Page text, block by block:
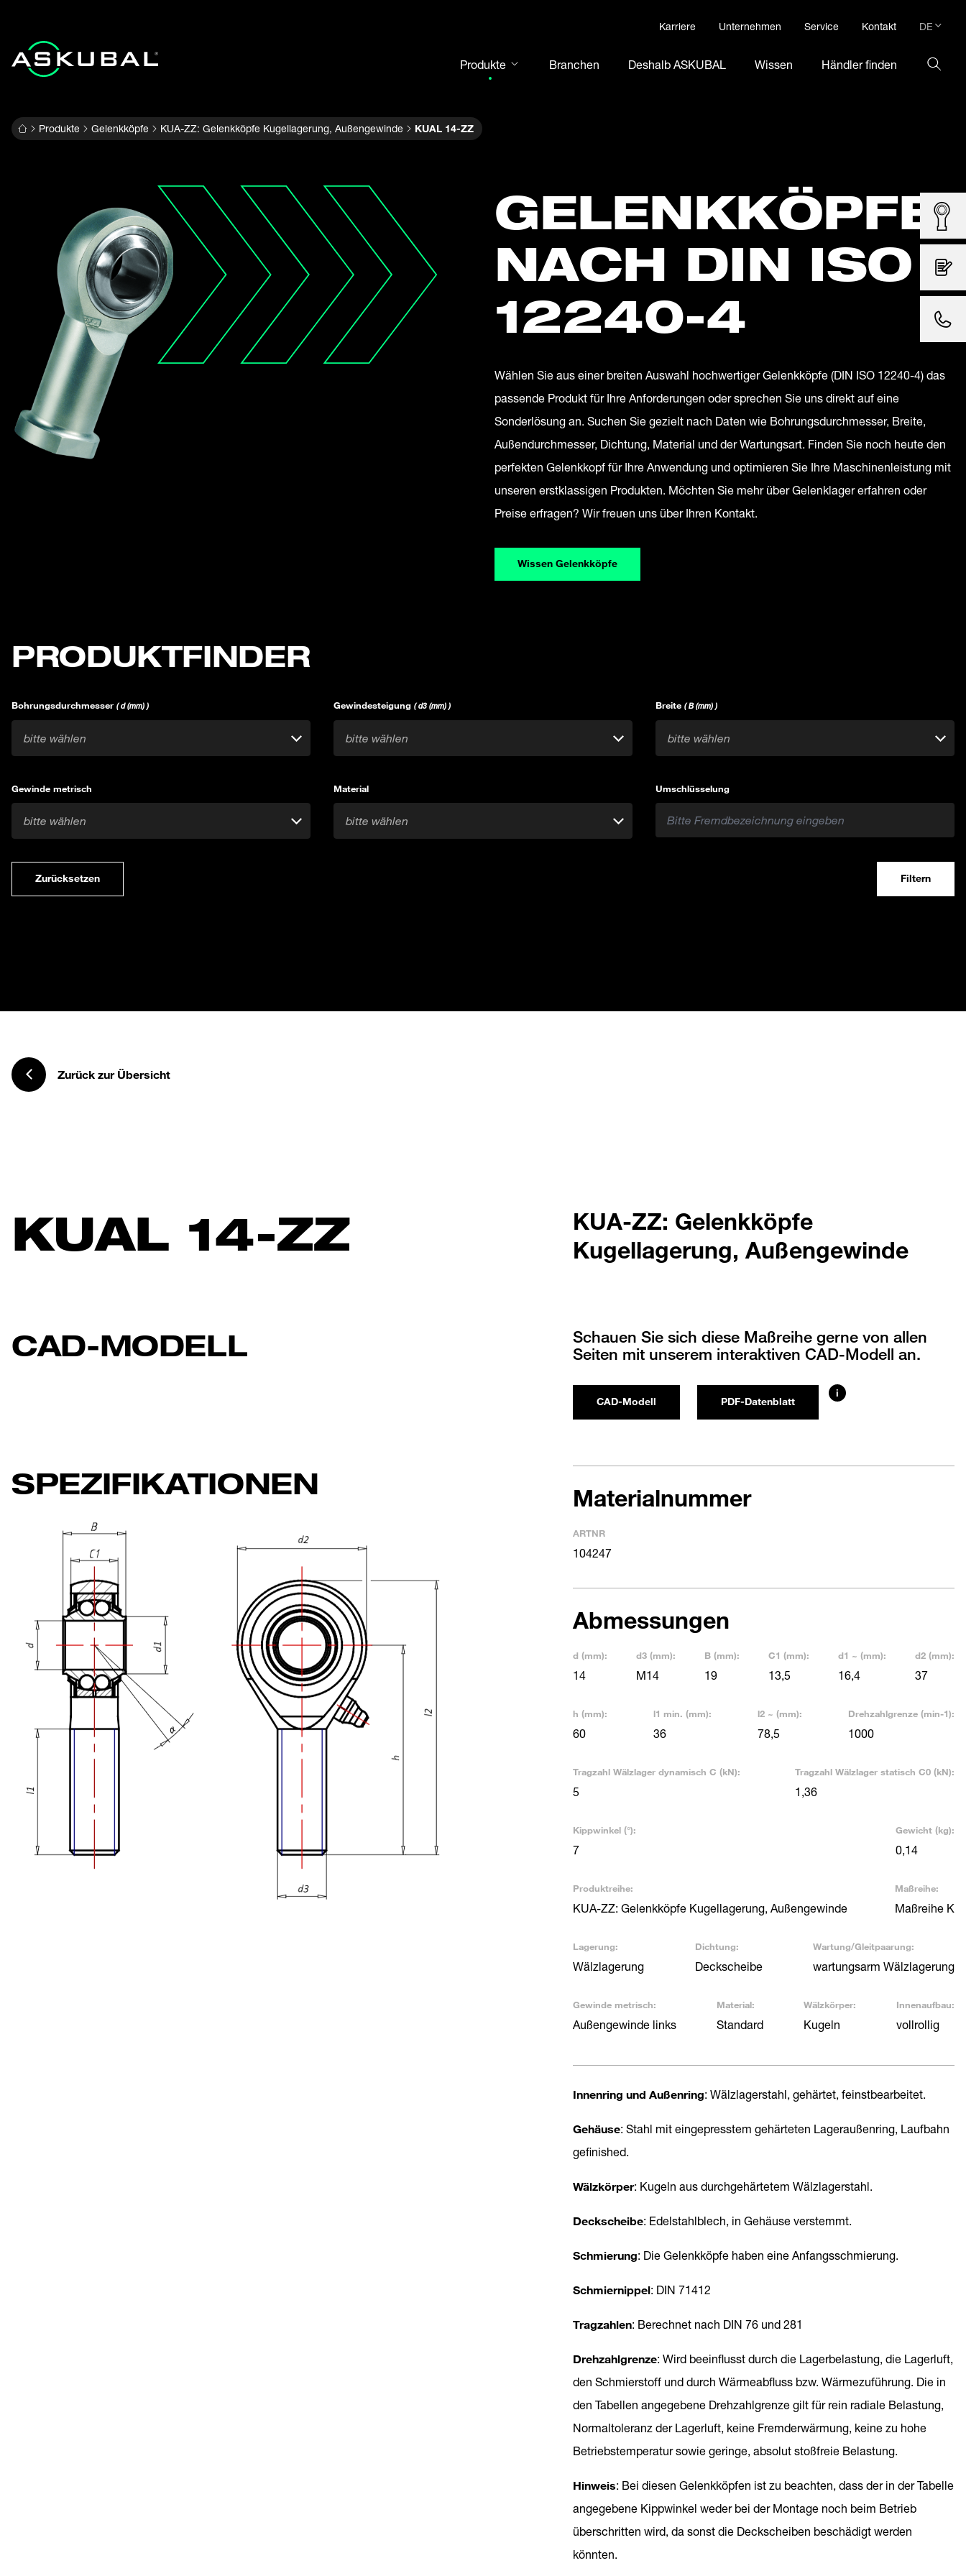
Karriere Unternehmen Service Kontakt DE
DE
Produkte
Gelenklager
Gehäuseeinheiten
Kurven- und Stützrollen
Welle-Nabe-Verbindungen
Gabelköpfe und Bolzen
Stahlkugeln
Branchen Deshalb ASKUBAL Wissen Händler finden
Produkte Gelenkköpfe KUA-ZZ: Gelenkköpfe Kugellagerung, Außengewinde KUAL 14-ZZ
GELENK­KÖPFE
NACH DIN ISO
12240-4
Wählen Sie aus einer breiten Auswahl hochwertiger Gelenkköpfe (DIN ISO 12240-4) das
passende Produkt für Ihre Anforderungen oder sprechen Sie uns direkt auf eine
Sonderlösung an. Suchen Sie gezielt nach Daten wie Bohrungsdurchmesser, Breite,
Außendurchmesser, Dichtung, Material und der Wartungsart. Finden Sie noch heute den
perfekten Gelenkkopf für Ihre Anwendung und optimieren Sie Ihre Maschinenleistung mit
unseren erstklassigen Produkten. Möchten Sie mehr über Gelenklager erfahren oder
Preise erfragen? Wir freuen uns über Ihren Kontakt.
Wissen Gelenkköpfe
PRODUKTFINDER
Bohrungsdurchmesser ( d (mm) )
bitte wählen
Gewindesteigung ( d3 (mm) )
bitte wählen
Breite ( B (mm) )
bitte wählen
Gewinde metrisch
bitte wählen
Material
bitte wählen
Umschlüsselung
Zurücksetzen Filtern
Zurück zur Übersicht
KUAL 14-ZZ
KUA-ZZ: Gelenkköpfe
Kugellagerung, Außengewinde
CAD-MODELL
Schauen Sie sich diese Maßreihe gerne von allen
Seiten mit unserem interaktiven CAD-Modell an.
CAD-Modell PDF-Datenblatt
i
SPEZIFIKATIONEN Materialnummer
ARTNR
104247
Abmessungen
d (mm):
14
d3 (mm):
M14
B (mm):
19
C1 (mm):
13,5
d1 ~ (mm):
16,4
d2 (mm):
37
h (mm):
60
l1 min. (mm):
36
l2 ~ (mm):
78,5
Drehzahlgrenze (min-1):
1000
Tragzahl Wälzlager dynamisch C (kN):
5
Tragzahl Wälzlager statisch C0 (kN):
1,36
Kippwinkel (°):
7
Gewicht (kg):
0,14
Produktreihe:
KUA-ZZ: Gelenkköpfe Kugellagerung, Außengewinde
Maßreihe:
Maßreihe K
Lagerung:
Wälzlagerung
Dichtung:
Deckscheibe
Wartung/Gleitpaarung:
wartungsarm Wälzlagerung
Gewinde metrisch:
Außengewinde links
Material:
Standard
Wälzkörper:
Kugeln
Innenaufbau:
vollrollig
Innenring und Außenring: Wälzlagerstahl, gehärtet, feinstbearbeitet.
Gehäuse: Stahl mit eingepresstem gehärteten Lageraußenring, Laufbahn
gefinished.
Wälzkörper: Kugeln aus durchgehärtetem Wälzlagerstahl.
Deckscheibe: Edelstahlblech, in Gehäuse verstemmt.
Schmierung: Die Gelenkköpfe haben eine Anfangsschmierung.
Schmiernippel: DIN 71412
Tragzahlen: Berechnet nach DIN 76 und 281
Drehzahlgrenze: Wird beeinflusst durch die Lagerbelastung, die Lagerluft,
den Schmierstoff und durch Wärmeabfluss bzw. Wärmezuführung. Die in
den Tabellen angegebene Drehzahlgrenze gilt für rein radiale Belastung,
Normaltoleranz der Lagerluft, keine Fremderwärmung, keine zu hohe
Betriebstemperatur sowie geringe, absolut stoßfreie Belastung.
Hinweis: Bei diesen Gelenkköpfen ist zu beachten, dass der in der Tabelle
angegebene Kippwinkel weder bei der Montage noch beim Betrieb
überschritten wird, da sonst die Deckscheiben beschädigt werden
könnten.